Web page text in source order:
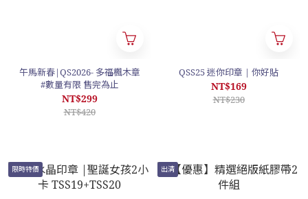
午馬新春|QS2026- 多福楓木章
#數量有限 售完為止
NT$299
NT$420
QSS25 迷你印章 | 你好貼
NT$169
NT$230
限時特價 出清